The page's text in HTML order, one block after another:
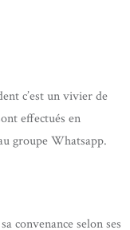
c’est un vivier de
effectués en
groupe Whatsapp.
convenance selon ses